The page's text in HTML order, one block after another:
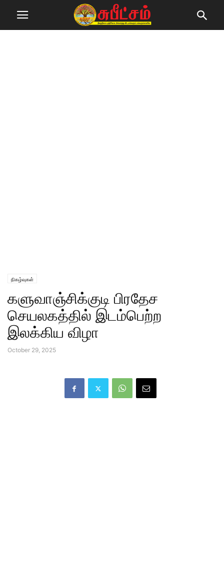
நிகழ்வுகள்
களுவாஞ்சிக்குடி பிரதேச
செயலகத்தில் இடம்பெற்ற
இலக்கிய விழா
October 29, 2025